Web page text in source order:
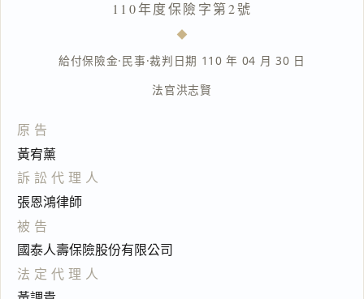
110年度保險字第2號
給付保險金·民事·裁判日期 110 年 04 月 30 日
法官洪志賢
原告
黃宥薰
訴訟代理人
張恩鴻律師
被告
國泰人壽保險股份有限公司
法定代理人